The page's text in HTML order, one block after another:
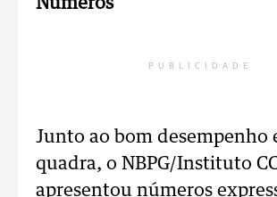
Números
PUBLICIDADE
Junto ao bom desempenho
quadra, o NBPG/Instituto
apresentou números